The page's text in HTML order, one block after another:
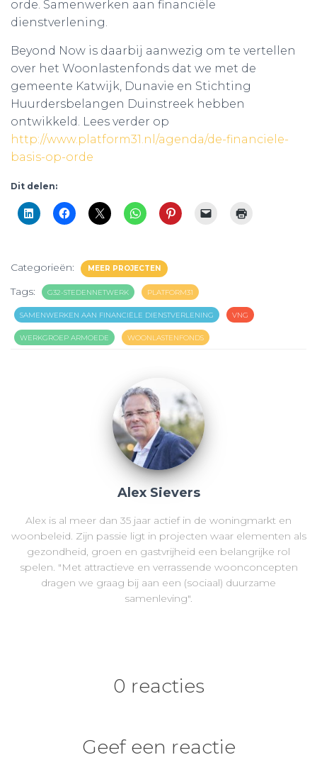
orde. Samenwerken aan financiële
dienstverlening.
Beyond Now is daarbij aanwezig om te vertellen
over het Woonlastenfonds dat we met de
gemeente Katwijk, Dunavie en Stichting
Huurdersbelangen Duinstreek hebben
ontwikkeld. Lees verder op
http://www.platform31.nl/agenda/de-financiele-
basis-op-orde
Dit delen:
Categorieën: MEER PROJECTEN
Tags: G32-STEDENNETWERK PLATFORM31
SAMENWERKEN AAN FINANCIËLE DIENSTVERLENING VNG
WERKGROEP ARMOEDE WOONLASTENFONDS
Alex Sievers
Alex is al meer dan 35 jaar actief in de woningmarkt en
woonbeleid. Zijn passie ligt in projecten waar elementen als
gezondheid, groen en gastvrijheid een belangrijke rol
spelen. "Met attractieve en verrassende woonconcepten
dragen we graag bij aan een (sociaal) duurzame
samenleving".
0 reacties
Geef een reactie